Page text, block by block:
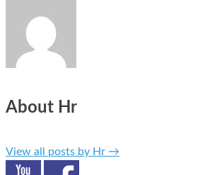
About Hr
View all posts by Hr →